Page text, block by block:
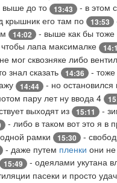
выше до то
13:43 - в этом
крышник его там по 13:53
14:02 - выше как бы тоже
лапа максималке
мог сквозняке либо
знал сказать
14:36 - тоже
14:44 - но остановился
пару лет ну ввода 4
выходят из
15:11 -
- либо в таком вот это я в
рамки 15:30 -
- даже путем пленки они
15:49 - одеялами укутана
пасеки и просто